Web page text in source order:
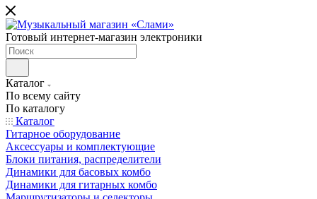
Готовый интернет-магазин электроники
Каталог
По всему сайту
По каталогу
Каталог
Гитарное оборудование
Аксессуары и комплектующие
Блоки питания, распределители
Динамики для басовых комбо
Динамики для гитарных комбо